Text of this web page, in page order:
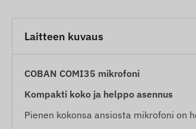
Laitteen kuvaus
COBAN COMI35 mikrofoni
Kompakti koko ja helppo asennus
Pienen kokonsa ansiosta mikrofoni on